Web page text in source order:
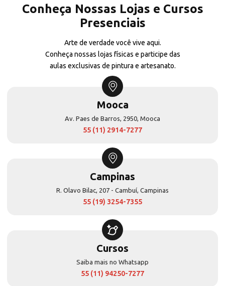
Conheça Nossas Lojas e Cursos
Presenciais
Arte de verdade você vive aqui.
Conheça nossas lojas físicas e participe das
aulas exclusivas de pintura e artesanato.
Mooca
Av. Paes de Barros, 2950, Mooca
55 (11) 2914-7277
Campinas
R. Olavo Bilac, 207 - Cambuí, Campinas
55 (19) 3254-7355
Cursos
Saiba mais no Whatsapp
55 (11) 94250-7277